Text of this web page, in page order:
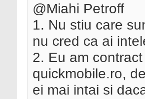
@Miahi Petroff
1. Nu stiu care
nu cred ca ai
2. Eu am
quickmobile.ro,
ei mai intai si